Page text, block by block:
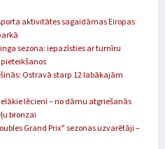
aktivitātes sagaidāmas Eiropas
sezona: iepazīsties ar turnīru
Ostravā starp 12 labākajām
lēcieni – no dāmu atgriešanās
bronzai
Grand Prix” sezonas uzvarētāji –